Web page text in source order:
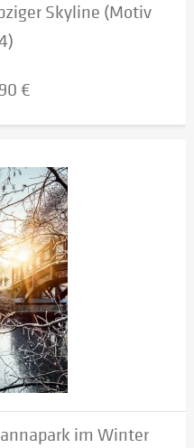
Skyline (Motiv
€
im Winter